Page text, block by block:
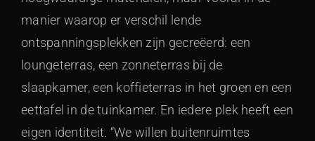
manier waarop er verschil lende
ontspanningsplekken zijn gecreëerd: een
loungeterras, een zonneterras bij de
slaapkamer, een koffieterras in het groen en een
eettafel in de tuinkamer. En iedere plek heeft een
eigen identiteit. “We willen buitenruimtes